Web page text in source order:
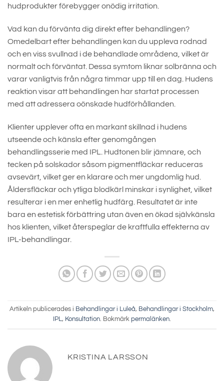
hudprodukter förebygger onödig irritation.
Vad kan du förvänta dig direkt efter behandlingen?
Omedelbart efter behandlingen kan du uppleva rodnad
och en viss svullnad i de behandlade områdena, vilket är
normalt och förväntat. Dessa symtom liknar solbränna och
varar vanligtvis från några timmar upp till en dag. Hudens
reaktion visar att behandlingen har startat processen
med att adressera oönskade hudförhållanden.
Klienter upplever ofta en markant skillnad i hudens
utseende och känsla efter genomgången
behandlingsserie med IPL. Hudtonen blir jämnare, och
tecken på solskador såsom pigmentfläckar reduceras
avsevärt, vilket ger en klarare och mer ungdomlig hud.
Åldersfläckar och ytliga blodkärl minskar i synlighet, vilket
resulterar i en mer enhetlig hudfärg. Resultatet är inte
bara en estetisk förbättring utan även en ökad självkänsla
hos klienten, vilket återspeglar de kraftfulla effekterna av
IPL-behandlingar.
Artikeln publicerades i Behandlingar i Luleå, Behandlingar i Stockholm,
IPL, Konsultation. Bokmärk permalänken.
KRISTINA LARSSON